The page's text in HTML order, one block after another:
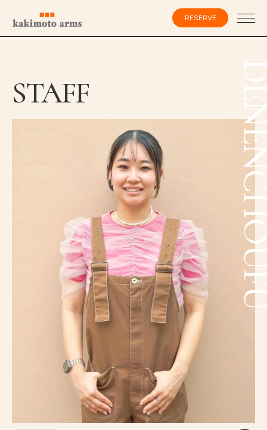
RESERVE
INFORMATION
RECRUIT
STAFF